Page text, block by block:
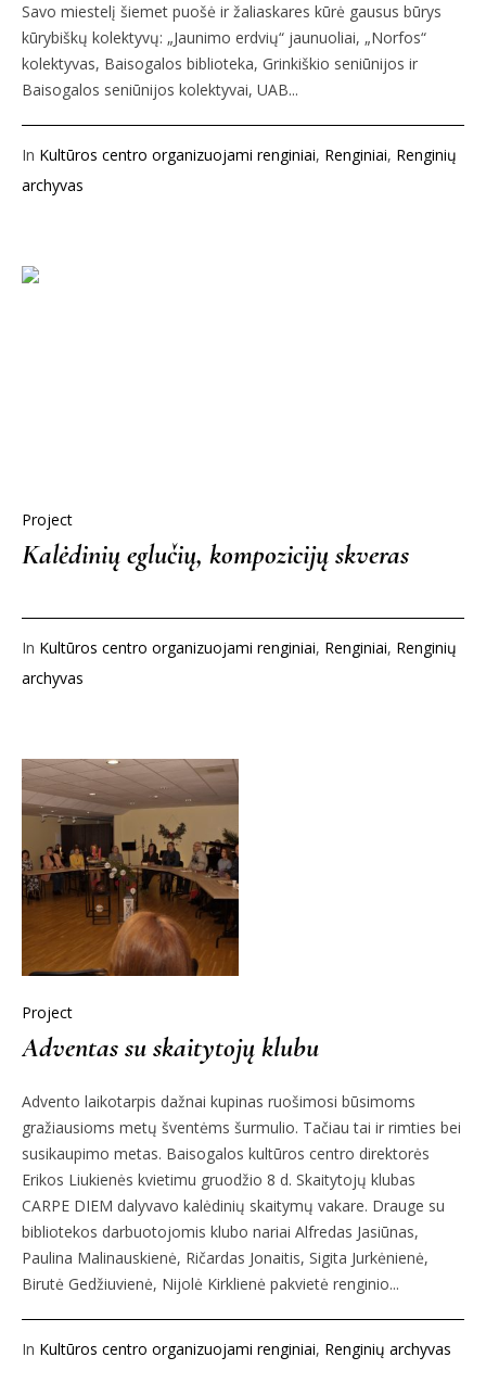
Savo miestelį šiemet puošė ir žaliaskares kūrė gausus būrys
kūrybiškų kolektyvų: „Jaunimo erdvių“ jaunuoliai, „Norfos“
kolektyvas, Baisogalos biblioteka, Grinkiškio seniūnijos ir
Baisogalos seniūnijos kolektyvai, UAB...
In Kultūros centro organizuojami renginiai, Renginiai, Renginių
archyvas
Project
Kalėdinių eglučių, kompozicijų skveras
In Kultūros centro organizuojami renginiai, Renginiai, Renginių
archyvas
Project
Adventas su skaitytojų klubu
Advento laikotarpis dažnai kupinas ruošimosi būsimoms
gražiausioms metų šventėms šurmulio. Tačiau tai ir rimties bei
susikaupimo metas. Baisogalos kultūros centro direktorės
Erikos Liukienės kvietimu gruodžio 8 d. Skaitytojų klubas
CARPE DIEM dalyvavo kalėdinių skaitymų vakare. Drauge su
bibliotekos darbuotojomis klubo nariai Alfredas Jasiūnas,
Paulina Malinauskienė, Ričardas Jonaitis, Sigita Jurkėnienė,
Birutė Gedžiuvienė, Nijolė Kirklienė pakvietė renginio...
In Kultūros centro organizuojami renginiai, Renginių archyvas